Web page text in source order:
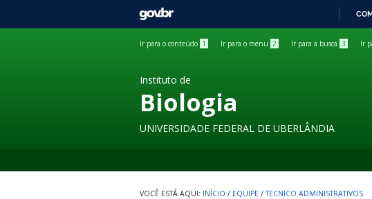
GOVBR
Ir para o conteúdo 1 Ir para o menu 2 Ir para a busca 3 Ir
Instituto de
Biologia
UNIVERSIDADE FEDERAL DE UBERLÂNDIA
INÍCIO / EQUIPE / TECNICO ADMINISTRATIVOS